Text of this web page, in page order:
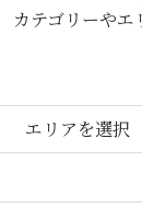
カテゴリーやエ
エリアを選択